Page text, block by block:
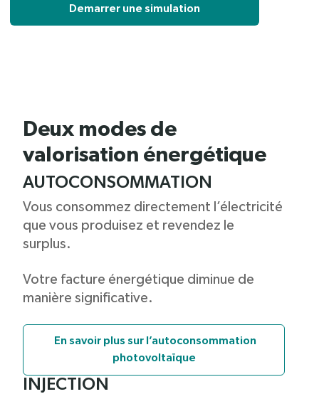
Demarrer une simulation
Deux modes de
valorisation énergétique
AUTOCONSOMMATION
Vous consommez directement l’électricité
que vous produisez et revendez le
surplus.
Votre facture énergétique diminue de
manière significative.
En savoir plus sur l’autoconsommation
photovoltaïque
INJECTION